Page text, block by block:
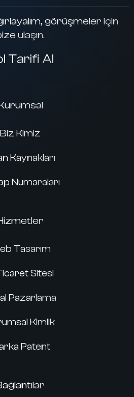
görüşmeler için
ulaşın.
Tarifi Al
Biz Kimiz
Kaynakları
Numaraları
Tasarım
Sitesi
Pazarlama
Kimlik
Patent